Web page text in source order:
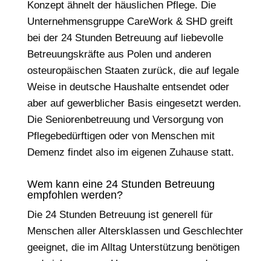
Konzept ähnelt der häuslichen Pflege. Die
Unternehmensgruppe CareWork & SHD greift
bei der 24 Stunden Betreuung auf liebevolle
Betreuungskräfte aus Polen und anderen
osteuropäischen Staaten zurück, die auf legale
Weise in deutsche Haushalte entsendet oder
aber auf gewerblicher Basis eingesetzt werden.
Die Seniorenbetreuung und Versorgung von
Pflegebedürftigen oder von Menschen mit
Demenz findet also im eigenen Zuhause statt.
Wem kann eine 24 Stunden Betreuung
empfohlen werden?
Die 24 Stunden Betreuung ist generell für
Menschen aller Altersklassen und Geschlechter
geeignet, die im Alltag Unterstützung benötigen